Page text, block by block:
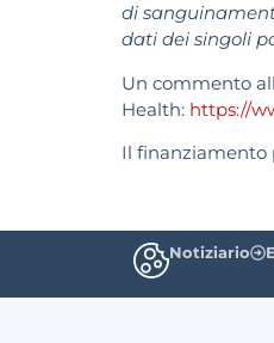
di
dati dei singoli
Un commento
Health: https://
Il finanziamento
Notiziario